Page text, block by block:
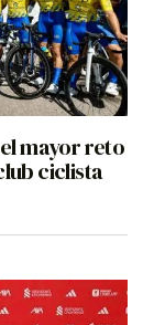
mayor reto
ciclista